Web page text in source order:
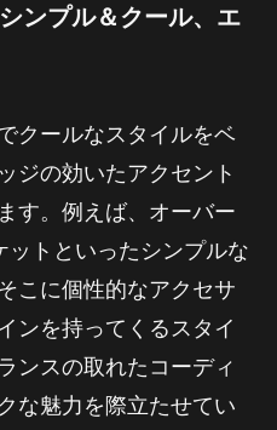
ンプル＆クール、エ
クールなスタイルをベ
ジの効いたアクセント
す。例えば、オーバー
トといったシンプルな
こに個性的なアクセサ
ンを持ってくるスタイ
ンスの取れたコーディ
な魅力を際立たせてい